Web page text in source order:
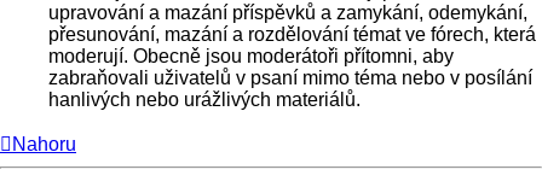
upravování a mazání příspěvků a zamykání, odemykání,
přesunování, mazání a rozdělování témat ve fórech, která
moderují. Obecně jsou moderátoři přítomni, aby
zabraňovali uživatelů v psaní mimo téma nebo v posílání
hanlivých nebo urážlivých materiálů.
Nahoru